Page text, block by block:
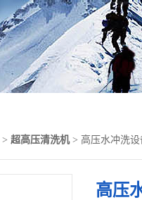
> 超高压清洗机> 高压水冲洗设
高压